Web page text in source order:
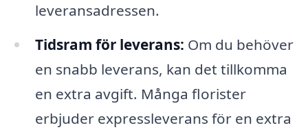
leveransadressen.
Tidsram för leverans: Om du behöver
en snabb leverans, kan det tillkomma
en extra avgift. Många florister
erbjuder expressleverans för en extra